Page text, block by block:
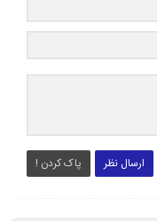
ارسال نظر پاک کردن !